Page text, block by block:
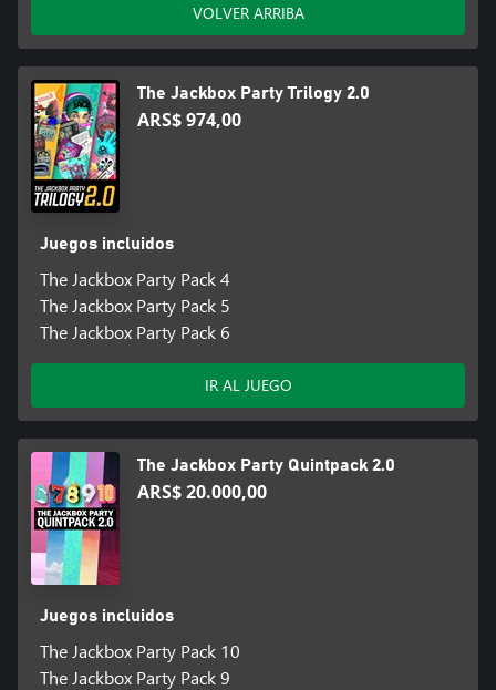
VOLVER ARRIBA
The Jackbox Party Trilogy 2.0
ARS$ 974,00
Juegos incluidos
The Jackbox Party Pack 4
The Jackbox Party Pack 5
The Jackbox Party Pack 6
IR AL JUEGO
The Jackbox Party Quintpack 2.0
ARS$ 20.000,00
Juegos incluidos
The Jackbox Party Pack 10
The Jackbox Party Pack 9